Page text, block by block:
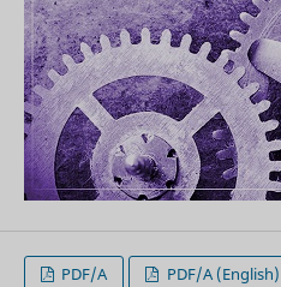
PDF/A PDF/A (English)